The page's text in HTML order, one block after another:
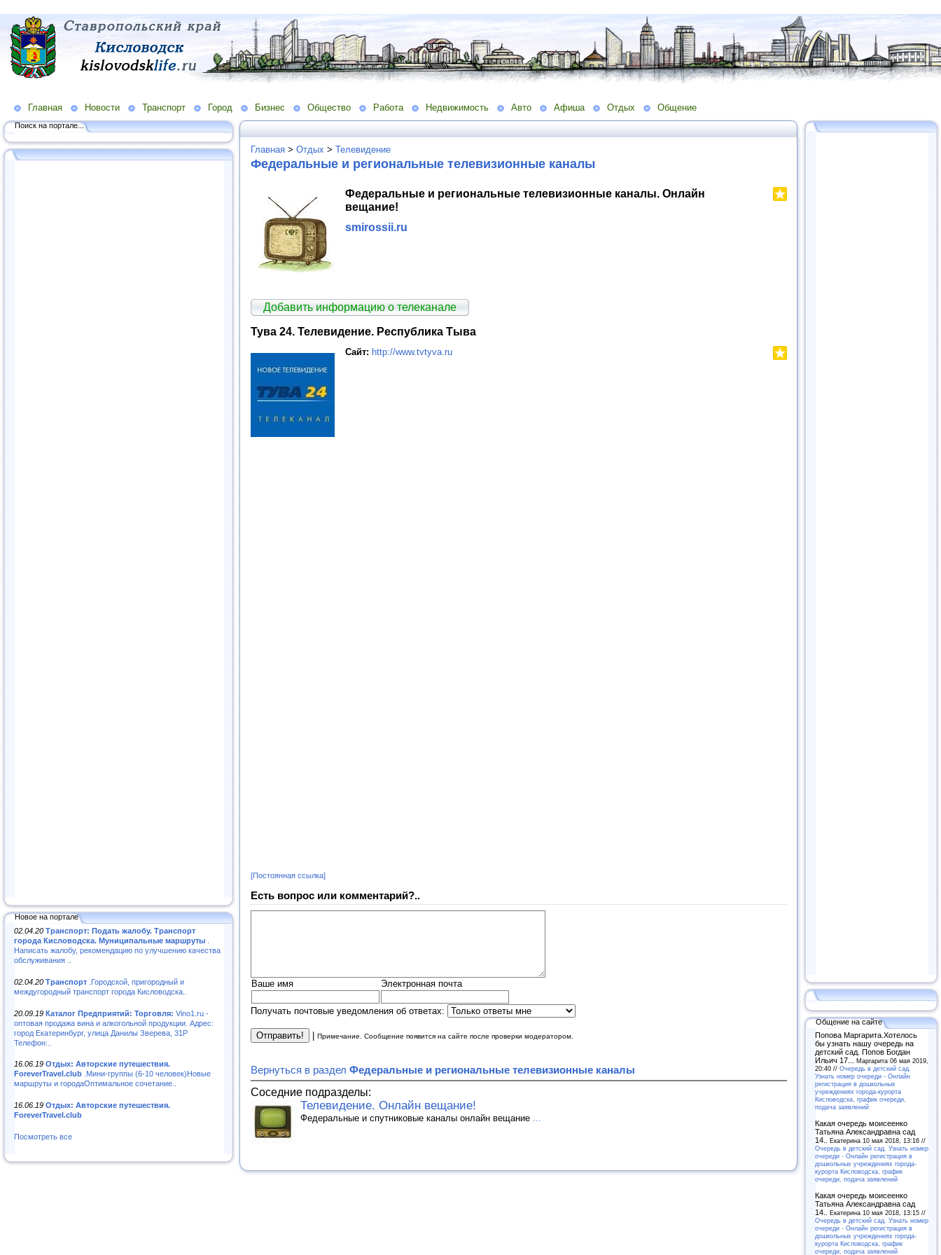
Главная Новости Транспорт Город Бизнес Общество Работа Недвижимость Авто Афиша Отдых Общение
Поиск на портале...
Новое на портале
02.04.20 Транспорт: Подать жалобу. Транспорт
города Кисловодска. Муниципальные маршруты
Написать жалобу, рекомендацию по улучшению качества
обслуживания ..
02.04.20 Транспорт .Городской, пригородный и
междугородный транспорт города Кисловодска..
20.09.19 Каталог Предприятий: Торговля: Vino1.ru -
оптовая продажа вина и алкогольной продукции. Адрес:
город Екатеринбург, улица Данилы Зверева, 31Р
Телефон:..
16.06.19 Отдых: Авторские путешествия.
ForeverTravel.club .Мини-группы (6-10 человек)Новые
маршруты и городаОптимальное сочетание..
16.06.19 Отдых: Авторские путешествия.
ForeverTravel.club
Посмотреть все
Главная > Отдых > Телевидение
Федеральные и региональные телевизионные каналы
Федеральные и региональные телевизионные каналы. Онлайн
вещание!
smirossii.ru
Добавить информацию о телеканале
Тува 24. Телевидение. Республика Тыва
Сайт: http://www.tvtyva.ru
[Постоянная ссылка]
Есть вопрос или комментарий?..
Ваше имя Электронная почта
Получать почтовые уведомления об ответах:
Примечание. Сообщение появится на сайте после проверки модератором.
Вернуться в раздел Федеральные и региональные телевизионные каналы
Соседние подразделы:
Телевидение. Онлайн вещание!
Федеральные и спутниковые каналы онлайн вещание
Общение на сайте
Попова Маргарита.Хотелось
бы узнать нашу очередь на
детский сад. Попов Богдан
Ильич 17... Маргарита 06 мая 2019,
20:40 // Очередь в детский сад.
Узнать номер очереди - Онлайн
регистрация в дошкольных
учреждениях города-курорта
Кисловодска, график очереди,
подача заявлений
Какая очередь моисеенко
Татьяна Александравна сад
14.. Екатерина 10 мая 2018, 13:16 //
Очередь в детский сад. Узнать номер
очереди - Онлайн регистрация в
дошкольных учреждениях города-
курорта Кисловодска, график
очереди, подача заявлений
Какая очередь моисеенко
Татьяна Александравна сад
14.. Екатерина 10 мая 2018, 13:15 //
Очередь в детский сад. Узнать номер
очереди - Онлайн регистрация в
дошкольных учреждениях города-
курорта Кисловодска, график
очереди, подача заявлений